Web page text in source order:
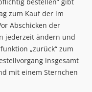
zum Kauf der im
Abschicken der
jederzeit ändern und
„zurück“ zum
insgesamt
mit einem Sternchen